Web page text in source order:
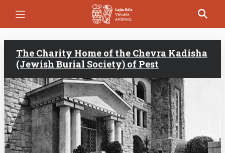
The Charity Home of the Chevra Kadisha
(Jewish Burial Society) of Pest